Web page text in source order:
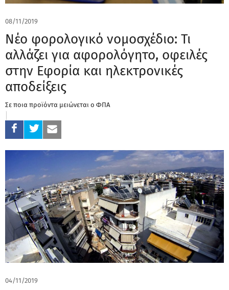
08/11/2019
Νέο φορολογικό νομοσχέδιο: Τι
αλλάζει για αφορολόγητο, οφειλές
στην Εφορία και ηλεκτρονικές
αποδείξεις
Σε ποια προϊόντα μειώνεται ο ΦΠΑ
04/11/2019